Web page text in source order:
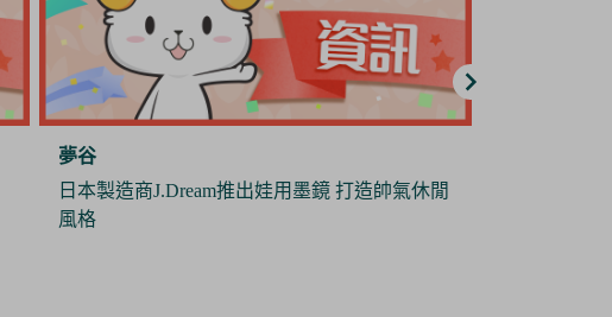
夢谷
《地縛少年花子君》全新短篇動畫《放學後少
年花子君》將於10月份播出